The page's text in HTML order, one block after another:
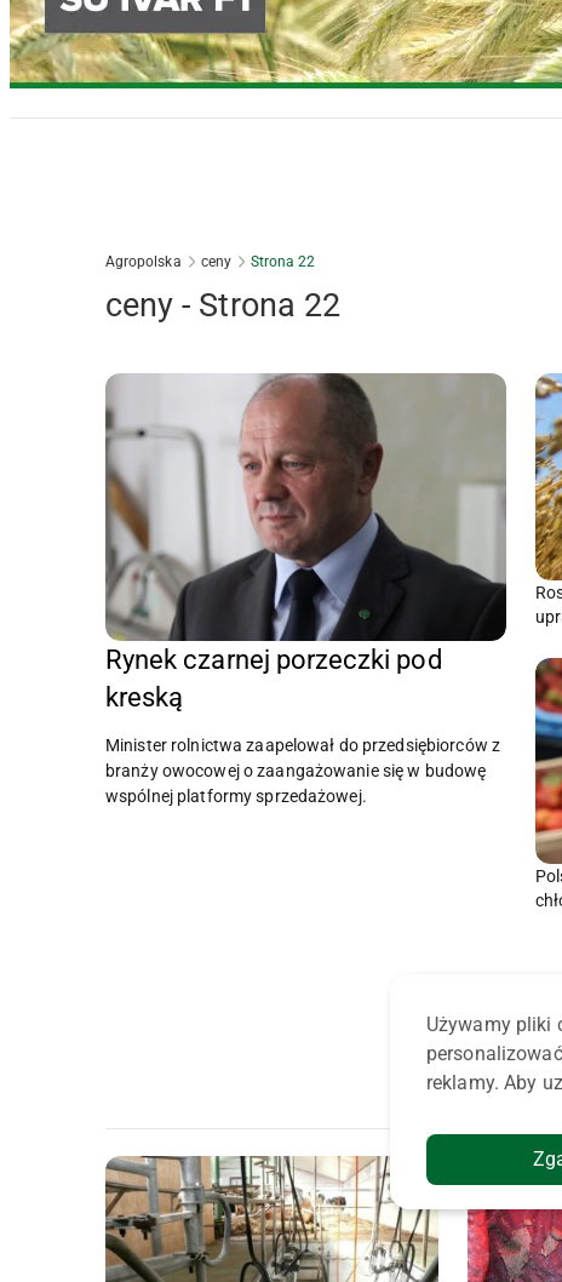
Agropolska ceny Strona 22
ceny - Strona 22
Rynek czarnej porzeczki pod
kreską
Minister rolnictwa zaapelował do przedsiębiorców z
branży owocowej o zaangażowanie się w budowę
wspólnej platformy sprzedażowej.
Używamy pliki
reklamy. Aby